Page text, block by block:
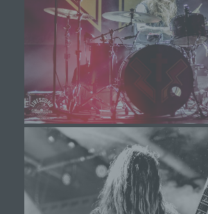
Verarbeitung Verantwortlicher
Verantwortlicher oder für die
Verantwortlicher ist die
Person, Behörde, Einrichtung
die allein oder gemeinsam mit
Zwecke und Mittel der
personenbezogenen Daten
Zwecke und Mittel dieser
Unionsrecht oder das Recht der
vorgegeben, so kann der
beziehungsweise können die
Kriterien seiner Benennung
Unionsrecht oder dem Recht
vorgesehen werden.